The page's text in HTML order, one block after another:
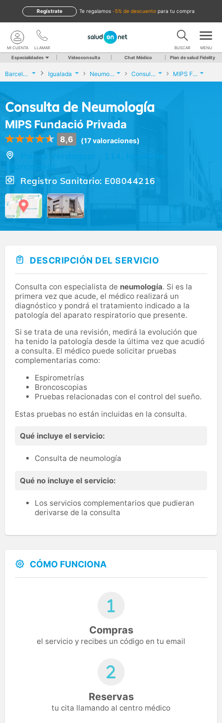
te regalamos -5% de descuento para tu compra
Regístrate
LLAMAR
MI CUENTA BUSCAR MENU
Especialidades Videoconsulta Chat Médico Plan de salud Fidelity
Barcelona Igualada Neumología Consulta de Neumología MIPS Fundació Privada
Consulta de Neumología
MIPS Fundació Privada
8,6 (17 valoraciones)
Registro Sanitario: E08044216
DESCRIPCIÓN DEL SERVICIO
Consulta con especialista de neumología. Si es la
primera vez que acude, el médico realizará un
diagnóstico y pondrá el tratamiento indicado a la
patología del aparato respiratorio que presente.
Si se trata de una revisión, medirá la evolución que
ha tenido la patología desde la última vez que acudió
a consulta. El médico puede solicitar pruebas
complementarias como:
Espirometrías
Broncoscopias
Pruebas relacionadas con el control del sueño.
Estas pruebas no están incluidas en la consulta.
Qué incluye el servicio:
Consulta de neumología
Qué no incluye el servicio:
Los servicios complementarios que pudieran
derivarse de la consulta
CÓMO FUNCIONA
Compras
el servicio y recibes un código en tu email
Reservas
tu cita llamando al centro médico